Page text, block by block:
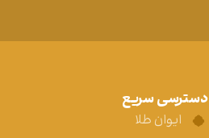
دسترسی سریع
ایوان طلا